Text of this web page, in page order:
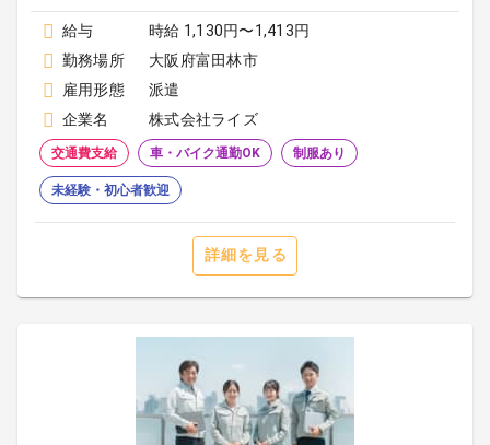
給与
時給 1,130円〜1,413円
勤務場所
大阪府富田林市
雇用形態
派遣
企業名
株式会社ライズ
交通費支給 車・バイク通勤OK 制服あり
未経験・初心者歓迎
詳細を見る